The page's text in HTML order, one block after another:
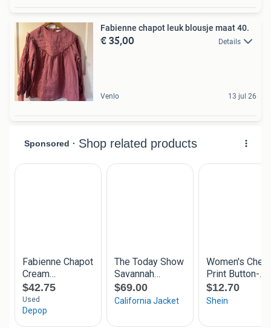
Fabienne chapot leuk blousje maat 40.
€ 35,00 Details
Venlo 13 jul 26